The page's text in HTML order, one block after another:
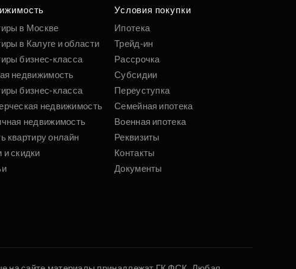
параметрам
Подобрать
в Москве
в Калуге и области
бизнес-класса
недвижимость
бизнес-класса
недвижимость
недвижимость
квартиру онлайн
и скидки
Условия покупки
Ипотека
Трейд-ин
Рассрочка
Субсидии
Переуступка
Семейная ипотека
Военная ипотека
Реквизиты
Контакты
Документы